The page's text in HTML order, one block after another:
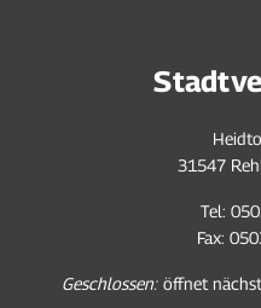
31547
Tel:
Fax:
Klicken, um weitere
Geschlossen: öffnet